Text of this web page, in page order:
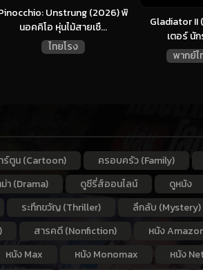
Unstrung (2026) พิ
นอคคิโอ หุ่นไม้สายเชื...
ไทยโรง
Gladiator II
เตอร์ นั
พากย์ไ
ร์ตูน (Cartoon) ครอบครัว (Family)
า (Drama) ดูซีรี่ส์ออนไลน์ ดูหนัง
ระทึกขวัญ (Thriller) ลึกลับ (Mystery)
สารคดี (Nonfiction) หนัง
หนัง Max หนัง Monomax หนัง